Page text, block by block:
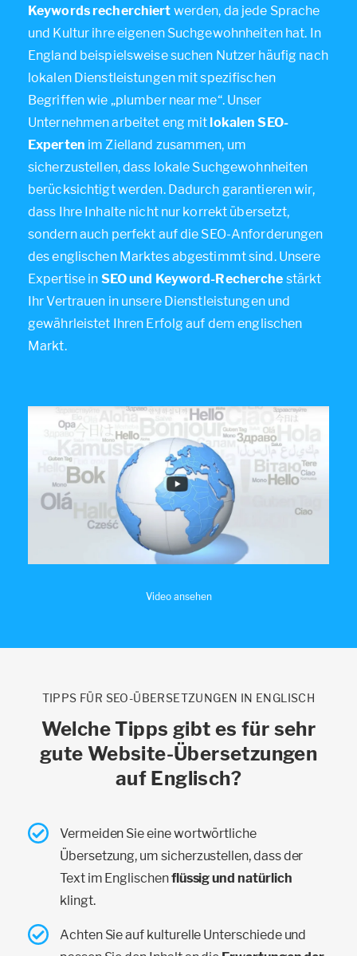
Keywords recherchiert werden, da jede Sprache
und Kultur ihre eigenen Suchgewohnheiten hat. In
England beispielsweise suchen Nutzer häufig nach
lokalen Dienstleistungen mit spezifischen
Begriffen wie „plumber near me“. Unser
Unternehmen arbeitet eng mitlokalen SEO-
Experten im Zielland zusammen, um
sicherzustellen, dass lokale Suchgewohnheiten
berücksichtigt werden. Dadurch garantieren wir,
dass Ihre Inhalte nicht nur korrekt übersetzt,
sondern auch perfekt auf die SEO-Anforderungen
des englischen Marktes abgestimmt sind. Unsere
Expertise in SEO und Keyword-Recherche stärkt
Ihr Vertrauen in unsere Dienstleistungen und
gewährleistet Ihren Erfolg auf dem englischen
Markt.
Video ansehen
TIPPS FÜR SEO-ÜBERSETZUNGEN IN ENGLISCH
Welche Tipps gibt es für sehr
gute Website-Übersetzungen
auf Englisch?
Vermeiden Sie eine wortwörtliche
Übersetzung, um sicherzustellen, dass der
Text im Englischenflüssig und natürlich
klingt.
Achten Sie auf kulturelle Unterschiede und